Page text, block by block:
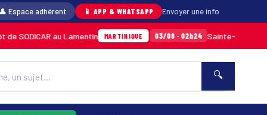
👤 Espace adhérent 📱 APP & WHATSAPP Envoyer une info
au Lamentin MARTINIQUE 03/08 · 02h24 Sainte-Anne : un jeune
🔍